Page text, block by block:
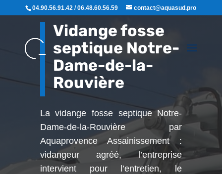
04.90.56.91.42 / 06.48.60.56.59 contact@aquasud.pro
Vidange fosse
septique Notre-
Dame-de-la-
Rouvière
La vidange fosse septique Notre-
Dame-de-la-Rouvière par
Aquaprovence Assainissement :
vidangeur agréé, l’entreprise
intervient pour l’entretien, le